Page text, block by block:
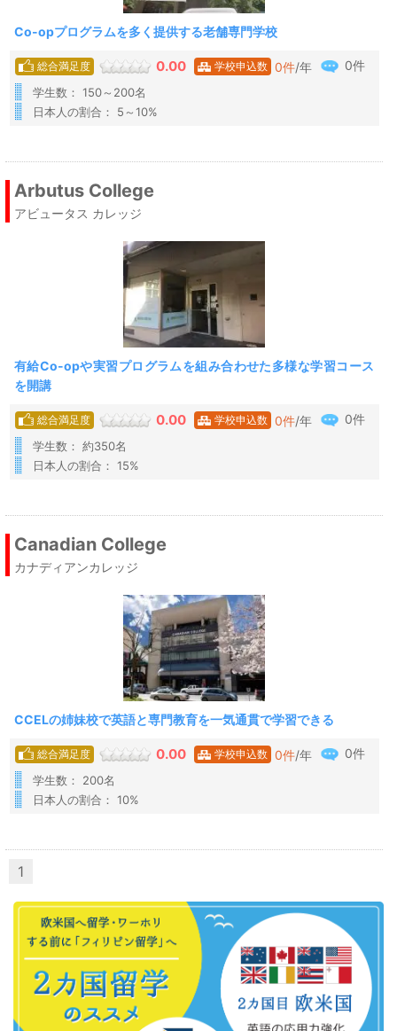
Co-opプログラムを多く提供する老舗専門学校
総合満足度 0.00 学校申込数 0件/年 0件
学生数： 150～200名
日本人の割合： 5～10%
Arbutus College
アビュータス カレッジ
有給Co-opや実習プログラムを組み合わせた多様な学習コース
を開講
総合満足度 0.00 学校申込数 0件/年 0件
学生数： 約350名
日本人の割合： 15%
Canadian College
カナディアンカレッジ
CCELの姉妹校で英語と専門教育を一気通貫で学習できる
総合満足度 0.00 学校申込数 0件/年 0件
学生数： 200名
日本人の割合： 10%
1